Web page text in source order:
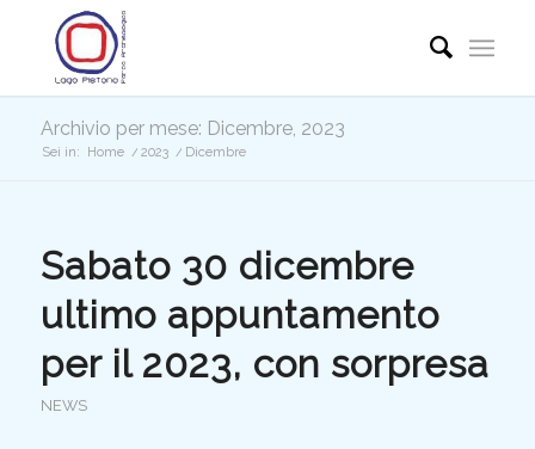
Archivio per mese: Dicembre, 2023
Sei in: Home / 2023 / Dicembre
Sabato 30 dicembre
ultimo appuntamento
per il 2023, con sorpresa
NEWS